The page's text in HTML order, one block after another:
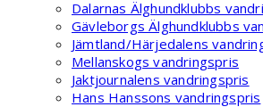
Dalarnas Älghundklubbs
Gävleborgs Älghundklubbs
Jämtland/Härjedalens
Mellanskogs vandringspris
Jaktjournalens vandringspris
Hans Hanssons vandringspris